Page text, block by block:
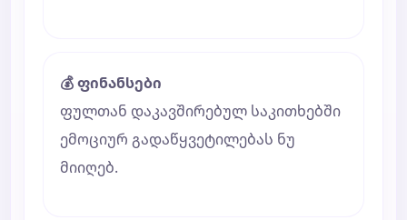
💰 ფინანსები
ფულთან დაკავშირებულ საკითხებში
ემოციურ გადაწყვეტილებას ნუ
მიიღებ.